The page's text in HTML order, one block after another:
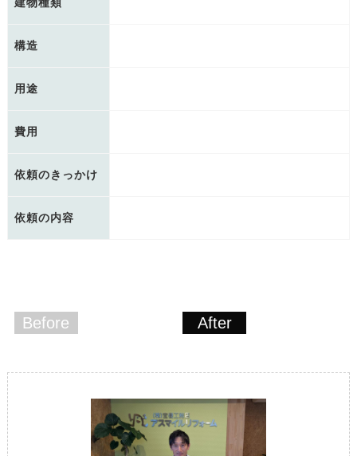
構造
用途
費用
依頼のきっかけ
依頼の内容
Before After